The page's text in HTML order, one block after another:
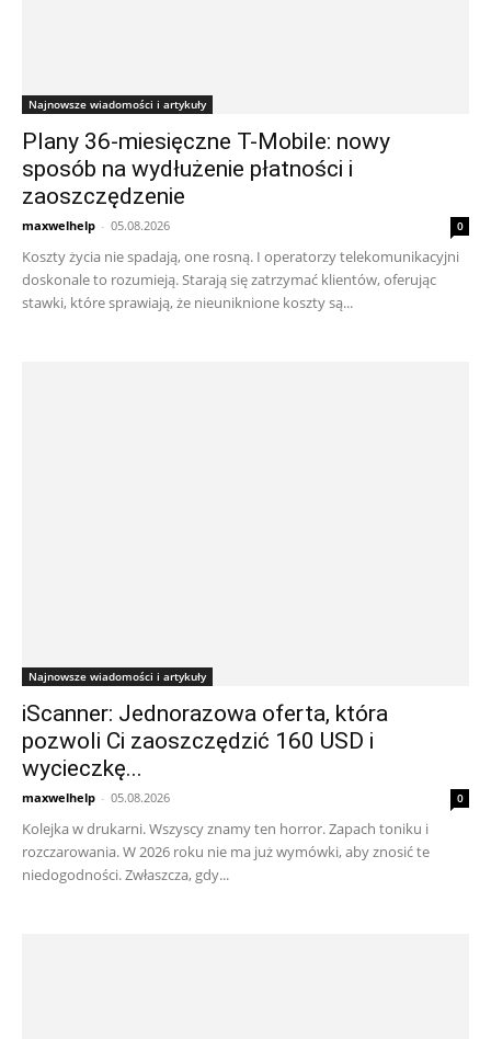
Najnowsze wiadomości i artykuły
Plany 36-miesięczne T-Mobile: nowy
sposób na wydłużenie płatności i
zaoszczędzenie
maxwelhelp - 05.08.2026 0
Koszty życia nie spadają, one rosną. I operatorzy telekomunikacyjni
doskonale to rozumieją. Starają się zatrzymać klientów, oferując
stawki, które sprawiają, że nieuniknione koszty są...
Najnowsze wiadomości i artykuły
iScanner: Jednorazowa oferta, która
pozwoli Ci zaoszczędzić 160 USD i
wycieczkę...
maxwelhelp - 05.08.2026 0
Kolejka w drukarni. Wszyscy znamy ten horror. Zapach toniku i
rozczarowania. W 2026 roku nie ma już wymówki, aby znosić te
niedogodności. Zwłaszcza, gdy...